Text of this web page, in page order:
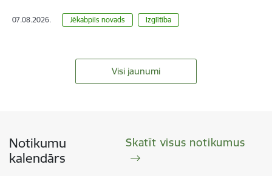
07.08.2026. Jēkabpils novads Izglītība
Visi jaunumi
Notikumu
kalendārs
Skatīt visus notikumus